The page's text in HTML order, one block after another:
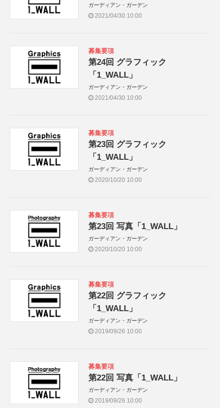
ガーディアン・ガーデン
2021/04/30 10:00
募集要項
第24回 グラフィック
「1_WALL」
ガーディアン・ガーデン
2021/04/30 10:00
募集要項
第23回 グラフィック
「1_WALL」
ガーディアン・ガーデン
2020/10/20 10:00
募集要項
第23回 写真「1_WALL」
ガーディアン・ガーデン
2020/10/20 10:00
募集要項
第22回 グラフィック
「1_WALL」
ガーディアン・ガーデン
2019/09/26 10:00
募集要項
第22回 写真「1_WALL」
ガーディアン・ガーデン
2019/09/26 10:00